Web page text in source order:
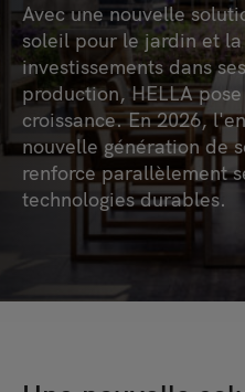
Avec une nouvelle
soleil pour le jardin et
investissements dans
production, HELLA
croissance. En 2026,
nouvelle génération de
renforce parallèlement
technologies durables.